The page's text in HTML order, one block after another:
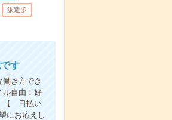
派遣多
す
き方でき
自由！好
【 日払い
にお応えし